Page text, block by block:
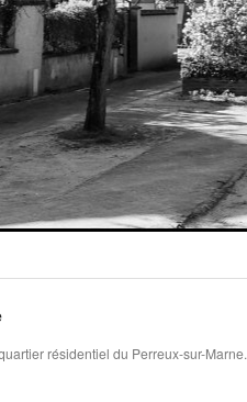
résidentiel du Perreux-sur-Marne.